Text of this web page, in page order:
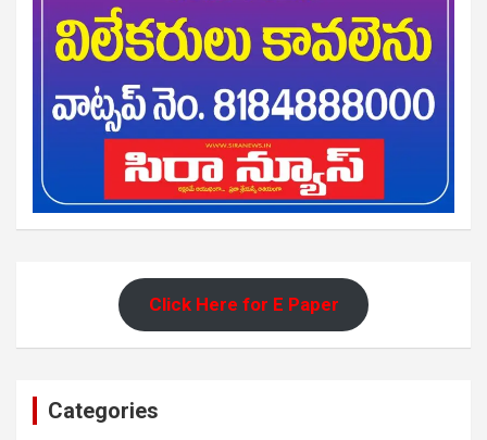
Click Here for E Paper
Categories